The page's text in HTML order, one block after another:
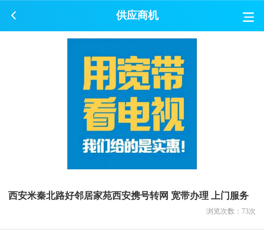
供应商机
西安米秦北路好邻居家苑西安携号转网 宽带办理 上门服务
浏览次数： 73次